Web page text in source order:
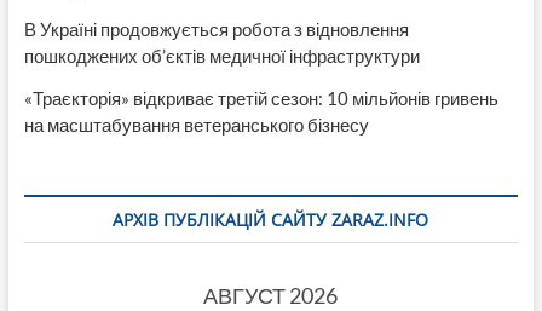
В Україні продовжується робота з відновлення
пошкоджених об’єктів медичної інфраструктури
«Траєкторія» відкриває третій сезон: 10 мільйонів гривень
на масштабування ветеранського бізнесу
АРХІВ ПУБЛІКАЦІЙ САЙТУ ZARAZ.INFO
АВГУСТ 2026